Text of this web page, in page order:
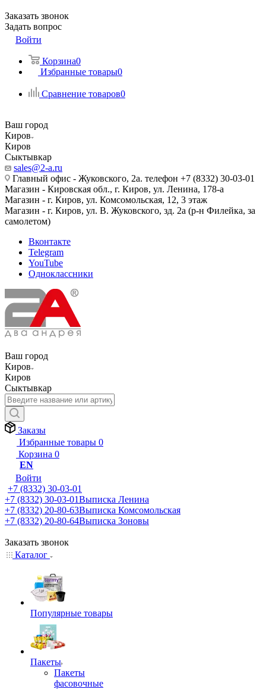
Заказать звонок
Задать вопрос
Войти
Корзина0
Избранные товары0
Сравнение товаров0
Ваш город
Киров
Киров
Сыктывкар
sales@2-a.ru
Главный офис - Жуковского, 2а. телефон +7 (8332) 30-03-01
Магазин - Кировская обл., г. Киров, ул. Ленина, 178-а
Магазин - г. Киров, ул. Комсомольская, 12, 3 этаж
Магазин - г. Киров, ул. В. Жуковского, зд. 2а (р-н Филейка, за
самолетом)
Вконтакте
Telegram
YouTube
Одноклассники
Ваш город
Киров
Киров
Сыктывкар
Заказы
Избранные товары 0
Корзина 0
EN
Войти
+7 (8332) 30-03-01
+7 (8332) 30-03-01Выписка Ленина
+7 (8332) 20-80-63Выписка Комсомольская
+7 (8332) 20-80-64Выписка Зоновы
Заказать звонок
Каталог
Популярные товары
Пакеты
Пакеты
фасовочные